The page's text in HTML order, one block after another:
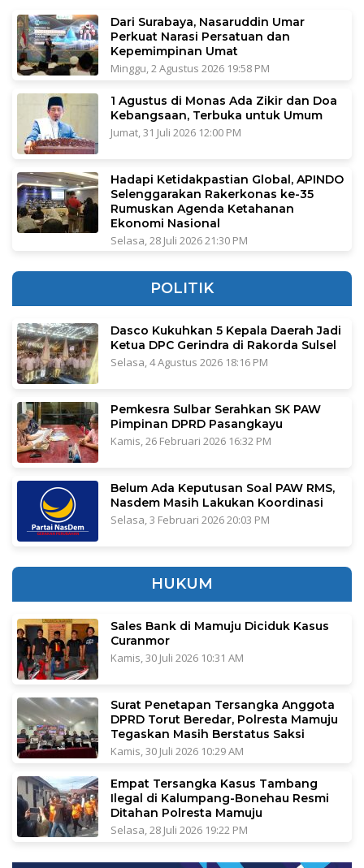
Dari Surabaya, Nasaruddin Umar
Perkuat Narasi Persatuan dan
Kepemimpinan Umat
Minggu, 2 Agustus 2026 19:58 PM
1 Agustus di Monas Ada Zikir dan Doa
Kebangsaan, Terbuka untuk Umum
Jumat, 31 Juli 2026 12:00 PM
Hadapi Ketidakpastian Global, APINDO
Selenggarakan Rakerkonas ke-35
Rumuskan Agenda Ketahanan
Ekonomi Nasional
Selasa, 28 Juli 2026 21:30 PM
POLITIK
Dasco Kukuhkan 5 Kepala Daerah Jadi
Ketua DPC Gerindra di Rakorda Sulsel
Selasa, 4 Agustus 2026 18:16 PM
Pemkesra Sulbar Serahkan SK PAW
Pimpinan DPRD Pasangkayu
Kamis, 26 Februari 2026 16:32 PM
Belum Ada Keputusan Soal PAW RMS,
Nasdem Masih Lakukan Koordinasi
Selasa, 3 Februari 2026 20:03 PM
HUKUM
Sales Bank di Mamuju Diciduk Kasus
Curanmor
Kamis, 30 Juli 2026 10:31 AM
Surat Penetapan Tersangka Anggota
DPRD Torut Beredar, Polresta Mamuju
Tegaskan Masih Berstatus Saksi
Kamis, 30 Juli 2026 10:29 AM
Empat Tersangka Kasus Tambang
Ilegal di Kalumpang-Bonehau Resmi
Ditahan Polresta Mamuju
Selasa, 28 Juli 2026 19:22 PM